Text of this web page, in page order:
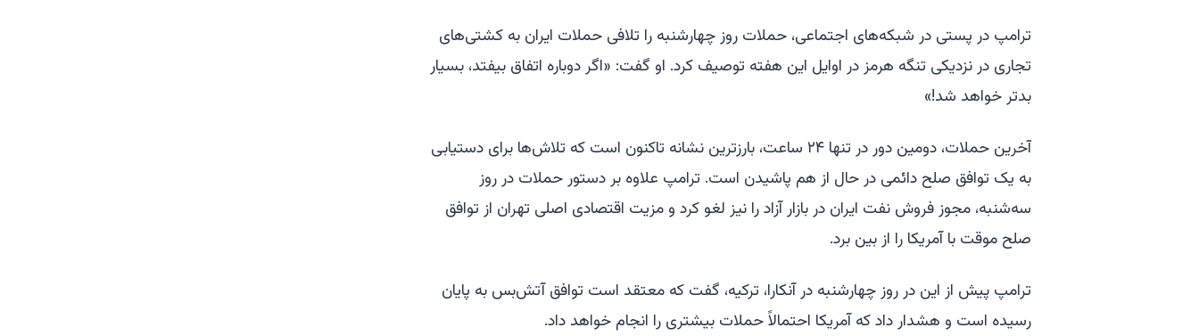
ترامپ در پستی در شبکه‌های اجتماعی، حملات روز چهارشنبه را تلافی حملات ایران به کشتی‌های
تجاری در نزدیکی تنگه هرمز در اوایل این هفته توصیف کرد. او گفت: «اگر دوباره اتفاق بیفتد، بسیار
بدتر خواهد شد!»
آخرین حملات، دومین دور در تنها ۲۴ ساعت، بارزترین نشانه تاکنون است که تلاش‌ها برای دستیابی
به یک توافق صلح دائمی در حال از هم پاشیدن است. ترامپ علاوه بر دستور حملات در روز
سه‌شنبه، مجوز فروش نفت ایران در بازار آزاد را نیز لغو کرد و مزیت اقتصادی اصلی تهران از توافق
صلح موقت با آمریکا را از بین برد.
ترامپ پیش از این در روز چهارشنبه در آنکارا، ترکیه، گفت که معتقد است توافق آتش‌بس به پایان
رسیده است و هشدار داد که آمریکا احتمالاً حملات بیشتری را انجام خواهد داد.